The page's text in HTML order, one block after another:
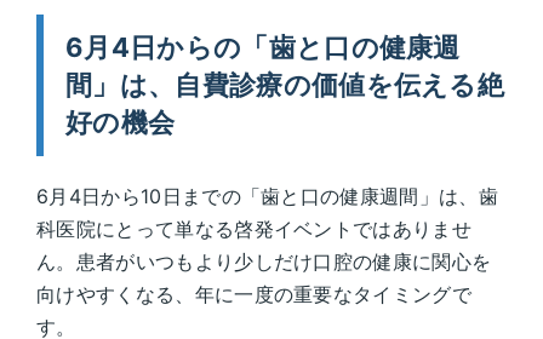
6月4日からの「歯と口の健康週
間」は、自費診療の価値を伝える絶
好の機会
6月4日から10日までの「歯と口の健康週間」は、歯
科医院にとって単なる啓発イベントではありませ
ん。患者がいつもより少しだけ口腔の健康に関心を
向けやすくなる、年に一度の重要なタイミングで
す。